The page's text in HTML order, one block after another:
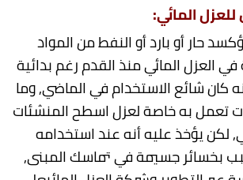
للعزلالمائي:
حار أو بارد أو النفط من المواد
العزل المائي منذ القدم رغم بدائية
كان شائع الاستخدام في الماضي, وما
تعمل به خاصة لعزل اسطح المنشئات
لكن يؤخذ عليه أنه عند استخدامه
بخسائر جسيمة في تماسك المبنى,